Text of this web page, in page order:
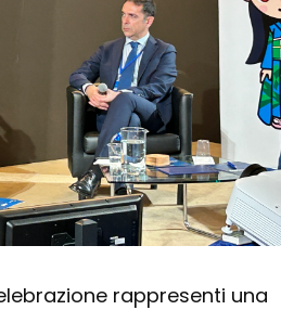
rappresenti una